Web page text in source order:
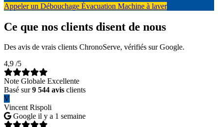
Appeler un Débouchage Évacuation Machine à laver
Ce que nos clients disent de nous
Des avis de vrais clients ChronoServe, vérifiés sur Google.
4,9 /5
Note Globale Excellente
Basé sur9 544 avis clients
V
Vincent Rispoli
Google il y a 1 semaine